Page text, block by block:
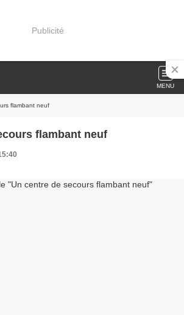
Publicité
MENU
flambant neuf
flambant neuf